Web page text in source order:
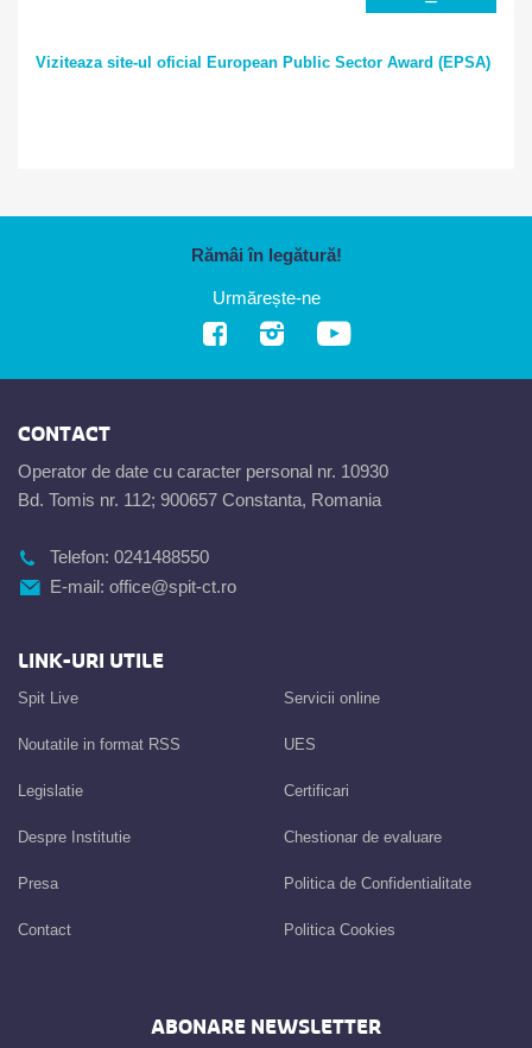
Viziteaza site-ul oficial European Public Sector Award (EPSA)
Rămâi în legătură!
Urmărește-ne
CONTACT
Operator de date cu caracter personal nr. 10930
Bd. Tomis nr. 112; 900657 Constanta, Romania
Telefon: 0241488550
E-mail: office@spit-ct.ro
LINK-URI UTILE
Spit Live
Noutatile in format RSS
Legislatie
Despre Institutie
Presa
Contact
Servicii online
UES
Certificari
Chestionar de evaluare
Politica de Confidentialitate
Politica Cookies
ABONARE NEWSLETTER